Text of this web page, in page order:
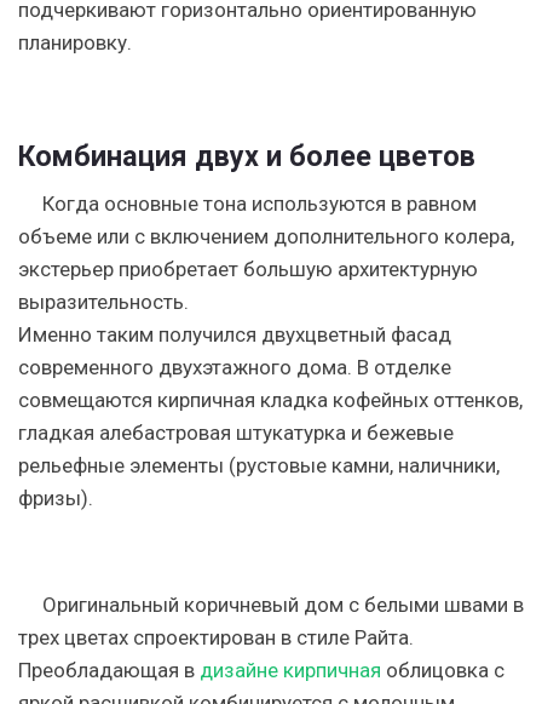
подчеркивают горизонтально ориентированную
планировку.
Комбинация двух и более цветов
Когда основные тона используются в равном
объеме или с включением дополнительного колера,
экстерьер приобретает большую архитектурную
выразительность.
Именно таким получился двухцветный фасад
современного двухэтажного дома. В отделке
совмещаются кирпичная кладка кофейных оттенков,
гладкая алебастровая штукатурка и бежевые
рельефные элементы (рустовые камни, наличники,
фризы).
Оригинальный коричневый дом с белыми швами в
трех цветах спроектирован в стиле Райта.
Преобладающая в дизайне кирпичная облицовка с